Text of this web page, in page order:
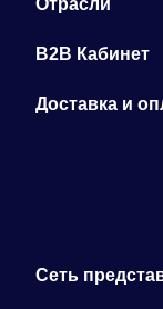
B2B Кабинет
Доставка и
Сеть